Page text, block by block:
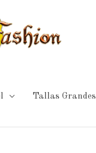
Tallas Grandes